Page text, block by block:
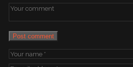
Post comment